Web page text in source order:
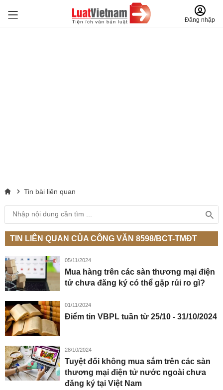
Đăng nhập
Tin bài liên quan
TIN LIÊN QUAN CỦA CÔNG VĂN 8598/BCT-TMĐT
05/11/2024
Mua hàng trên các sàn thương mại điện
tử chưa đăng ký có thể gặp rủi ro gì?
01/11/2024
Điểm tin VBPL tuần từ 25/10 - 31/10/2024
28/10/2024
Tuyệt đối không mua sắm trên các sàn
thương mại điện tử nước ngoài chưa
đăng ký tại Việt Nam